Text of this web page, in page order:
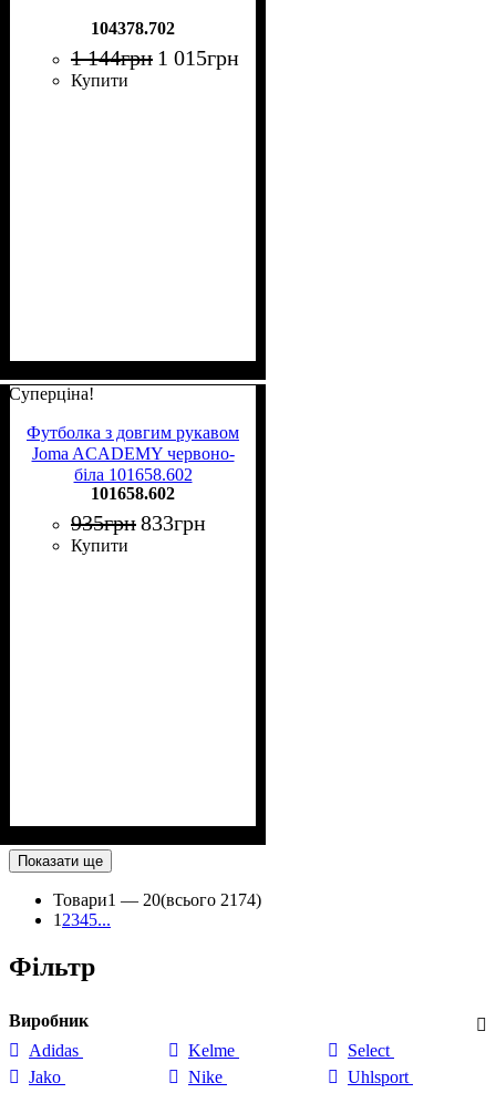
104378.702
1 144грн 1 015грн
Купити
Суперціна!
Футболка з довгим рукавом
Joma ACADEMY червоно-
біла 101658.602
101658.602
935грн833грн
Купити
Показати ще
Товари1 — 20(всього 2174)
12345...
Фільтр
Виробник
Adidas
Jako
Kelme
Nike
Select
Uhlsport